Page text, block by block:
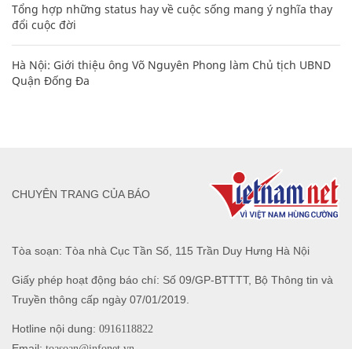
Tổng hợp những status hay về cuộc sống mang ý nghĩa thay
đổi cuộc đời
Hà Nội: Giới thiệu ông Võ Nguyên Phong làm Chủ tịch UBND
Quận Đống Đa
Tòa soạn: Tòa nhà Cục Tần Số, 115 Trần Duy Hưng Hà Nội
Giấy phép hoạt động báo chí: Số 09/GP-BTTTT, Bộ Thông tin và
Truyền thông cấp ngày 07/01/2019.
Hotline nội dung: 0916118822
CHUYÊN TRANG CỦA BÁO